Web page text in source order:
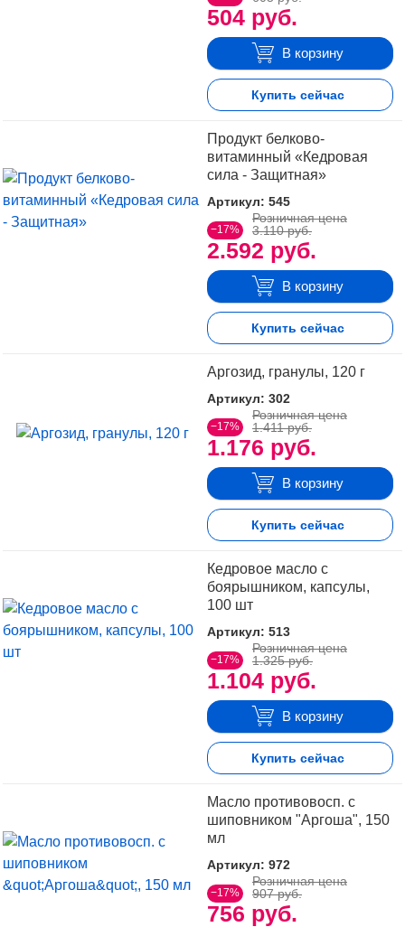
504 руб.
В корзину
Купить сейчас
Продукт белково-
витаминный «Кедровая
сила - Защитная»
Артикул: 545
−17%
2.592 руб.
Розничная цена
3.110 руб.
В корзину
Купить сейчас
Аргозид, гранулы, 120 г
Артикул: 302
−17%
1.176 руб.
Розничная цена
1.411 руб.
В корзину
Купить сейчас
Кедровое масло с
боярышником, капсулы,
100 шт
Артикул: 513
−17%
1.104 руб.
Розничная цена
1.325 руб.
В корзину
Купить сейчас
Масло противовосп. с
шиповником "Аргоша", 150
мл
Артикул: 972
−17%
756 руб.
Розничная цена
907 руб.